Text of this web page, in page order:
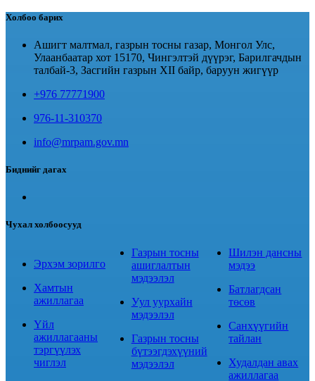
Холбоо барих
Ашигт малтмал, газрын тосны газар, Монгол Улс,
Улаанбаатар хот 15170, Чингэлтэй дүүрэг, Барилгачдын
талбай-3, Засгийн газрын XII байр, баруун жигүүр
+976 77771900
976-11-310370
info@mrpam.gov.mn
Биднийг дагах
Чухал холбоосууд
Эрхэм зорилго
Хамтын
ажиллагаа
Үйл
ажиллагааны
тэргүүлэх
чиглэл
Газрын тосны
ашиглалтын
мэдээлэл
Уул уурхайн
мэдээлэл
Газрын тосны
бүтээгдэхүүний
мэдээлэл
Шилэн дансны
мэдээ
Батлагдсан
төсөв
Санхүүгийн
тайлан
Худалдан авах
ажиллагаа